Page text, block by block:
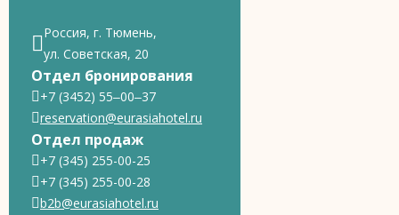
Россия, г. Тюмень,
ул. Советская, 20
Отдел бронирования
+7 (3452) 55‒00‒37
reservation@eurasiahotel.ru
Отдел продаж
+7 (345) 255-00-25
+7 (345) 255-00-28
b2b@eurasiahotel.ru